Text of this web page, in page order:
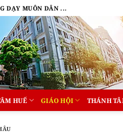
DẠY MUÔN DÂN ...
HUẾ GIÁO HỘI THÁNH